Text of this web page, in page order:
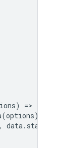
) => {
(options);
, data. state